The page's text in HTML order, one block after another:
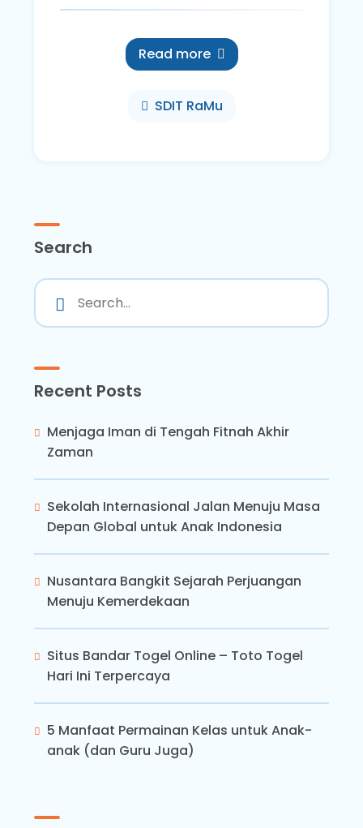
Read more
SDIT RaMu
Search
Recent Posts
Menjaga Iman di Tengah Fitnah Akhir
Zaman
Sekolah Internasional Jalan Menuju Masa
Depan Global untuk Anak Indonesia
Nusantara Bangkit Sejarah Perjuangan
Menuju Kemerdekaan
Situs Bandar Togel Online – Toto Togel
Hari Ini Terpercaya
5 Manfaat Permainan Kelas untuk Anak-
anak (dan Guru Juga)